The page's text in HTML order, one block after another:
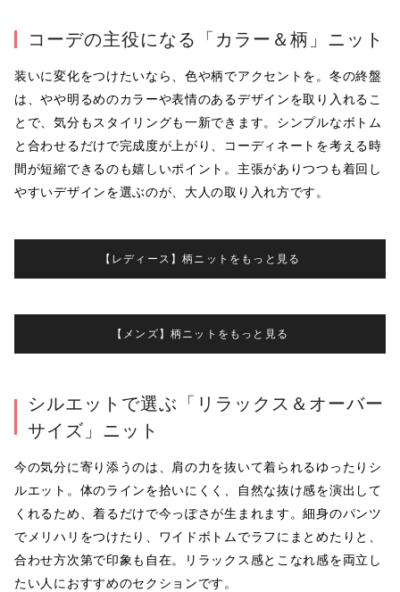
コーデの主役になる「カラー＆柄」ニット
装いに変化をつけたいなら、色や柄でアクセントを。冬の終盤
は、やや明るめのカラーや表情のあるデザインを取り入れるこ
とで、気分もスタイリングも一新できます。シンプルなボトム
と合わせるだけで完成度が上がり、コーディネートを考える時
間が短縮できるのも嬉しいポイント。主張がありつつも着回し
やすいデザインを選ぶのが、大人の取り入れ方です。
【レディース】柄ニットをもっと見る
【メンズ】柄ニットをもっと見る
シルエットで選ぶ「リラックス＆オーバー
サイズ」ニット
今の気分に寄り添うのは、肩の力を抜いて着られるゆったりシ
ルエット。体のラインを拾いにくく、自然な抜け感を演出して
くれるため、着るだけで今っぽさが生まれます。細身のパンツ
でメリハリをつけたり、ワイドボトムでラフにまとめたりと、
合わせ方次第で印象も自在。リラックス感とこなれ感を両立し
たい人におすすめのセクションです。